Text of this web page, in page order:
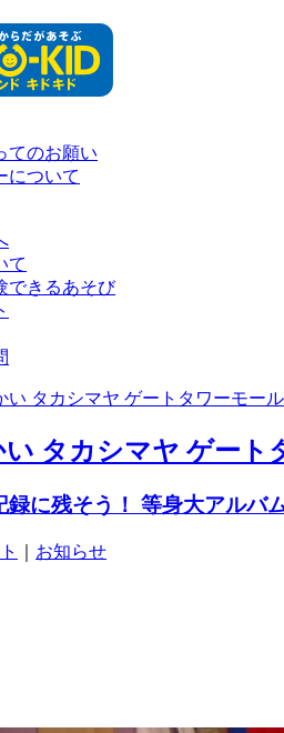
てのお願い
について
て
できるあそび
い タカシマヤ ゲートタワーモー
タカシマヤ ゲート
録に残そう！ 等身大アルバ
お知らせ